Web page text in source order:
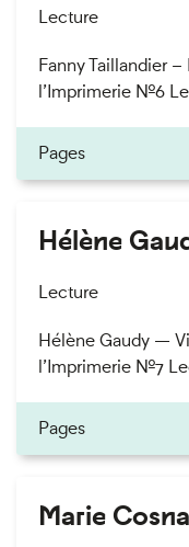
Lecture
Fanny Taillandier
l’Imprimerie n°6
Pages
Hélène
Lecture
Hélène Gaudy —
l’Imprimerie n°7
Pages
Marie